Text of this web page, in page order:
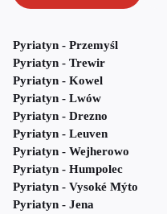
Pyriatyn - Przemyśl
Pyriatyn - Trewir
Pyriatyn - Kowel
Pyriatyn - Lwów
Pyriatyn - Drezno
Pyriatyn - Leuven
Pyriatyn - Wejherowo
Pyriatyn - Humpolec
Pyriatyn - Vysoké Mýto
Pyriatyn - Jena